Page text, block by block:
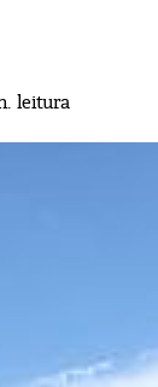
leitura